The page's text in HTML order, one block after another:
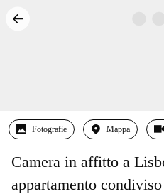
Fotografie Mappa
Camera in affitto a
appartamento